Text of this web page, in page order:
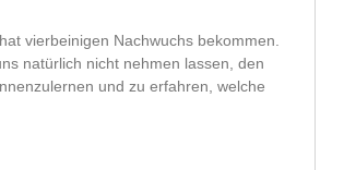
vierbeinigen Nachwuchs bekommen.
natürlich nicht nehmen lassen, den
und zu erfahren, welche